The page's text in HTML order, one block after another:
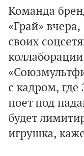
Команда
«Грай» вчера,
своих
с кадром, где
поет под
будет
игрушка,